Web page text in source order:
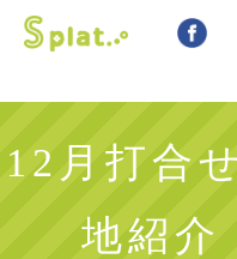
12月打合
地紹介